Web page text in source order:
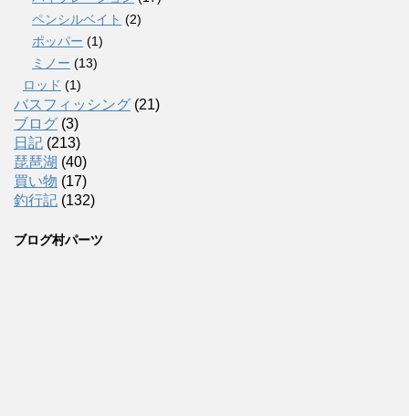
ペンシルベイト (2)
ポッパー (1)
ミノー (13)
ロッド (1)
バスフィッシング (21)
ブログ (3)
日記 (213)
琵琶湖 (40)
買い物 (17)
釣行記 (132)
ブログ村パーツ